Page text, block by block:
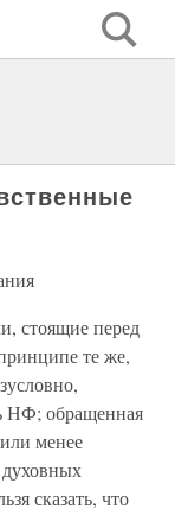
стоящие перед
те же,
НФ; обращенная
менее
духовных
сказать, что